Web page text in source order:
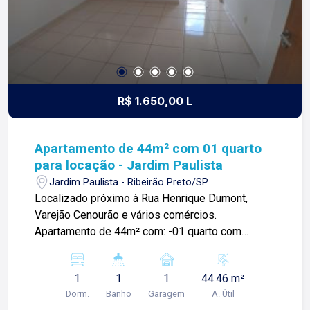
R$ 1.650,00 L
Apartamento de 44m² com 01 quarto
para locação - Jardim Paulista
Jardim Paulista - Ribeirão Preto/SP
Localizado próximo à Rua Henrique Dumont,
Varejão Cenourão e vários comércios.
Apartamento de 44m² com: -01 quarto com
com sacada; -Cozinha com armários; -Área de
serviços; -01 vaga de garagem. Para mais
informações e agendar visita, entre em contato.
1
Dorm.
1
Banho
1
Garagem
44.46 m²
A. Útil